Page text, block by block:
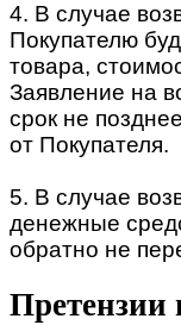
4. В случае
Покупателю
товара,
Заявление на
срок не
от Покупателя.
5. В случае
денежные
обратно не
Претензии